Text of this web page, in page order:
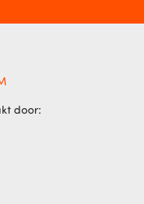
door: